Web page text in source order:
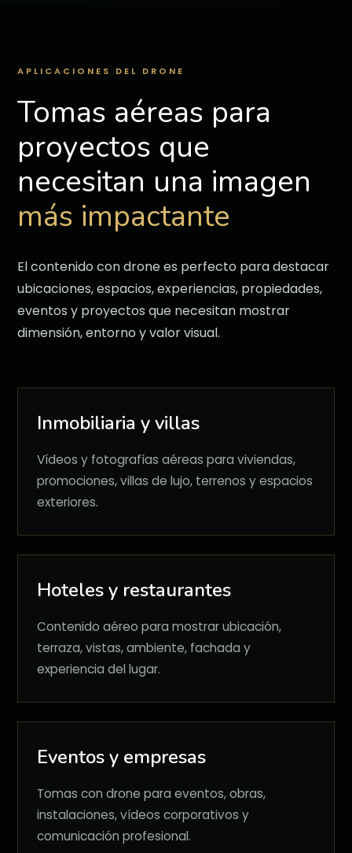
APLICACIONES DEL DRONE
Tomas aéreas para
proyectos que
necesitan una imagen
más impactante
El contenido con drone es perfecto para destacar
ubicaciones, espacios, experiencias, propiedades,
eventos y proyectos que necesitan mostrar
dimensión, entorno y valor visual.
Inmobiliaria y villas
Vídeos y fotografías aéreas para viviendas,
promociones, villas de lujo, terrenos y espacios
exteriores.
Hoteles y restaurantes
Contenido aéreo para mostrar ubicación,
terraza, vistas, ambiente, fachada y
experiencia del lugar.
Eventos y empresas
Tomas con drone para eventos, obras,
instalaciones, vídeos corporativos y
comunicación profesional.